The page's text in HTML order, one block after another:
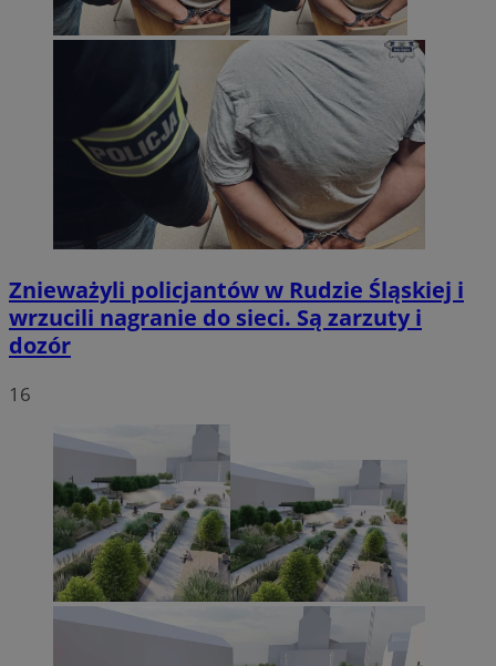
Znieważyli policjantów w Rudzie Śląskiej i
wrzucili nagranie do sieci. Są zarzuty i
dozór
16